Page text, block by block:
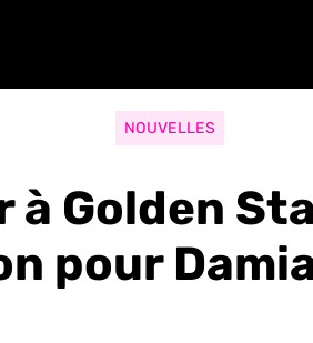
NOUVELLES
à Golden
pour